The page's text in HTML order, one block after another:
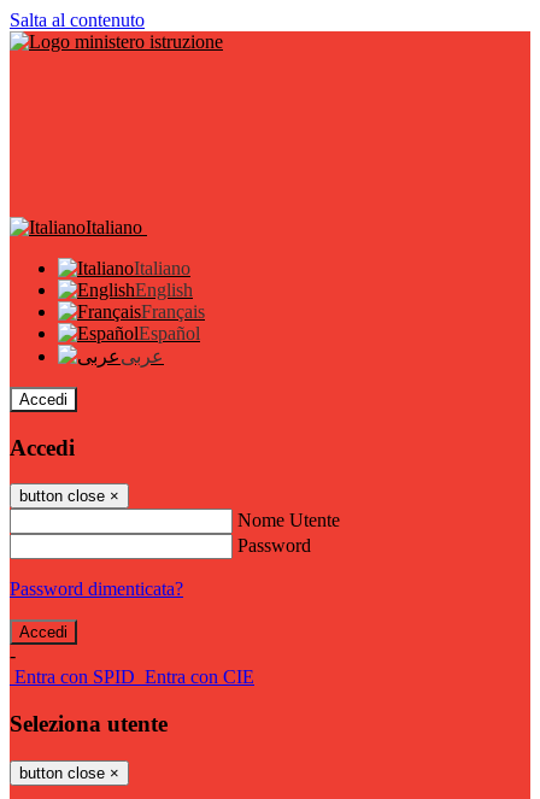
Salta al contenuto
Italiano
Italiano
English
Français
Español
عربى
Accedi
Accedi
button close ×
Nome Utente
Password
Password dimenticata?
-
Entra con SPID Entra con CIE
Seleziona utente
button close ×